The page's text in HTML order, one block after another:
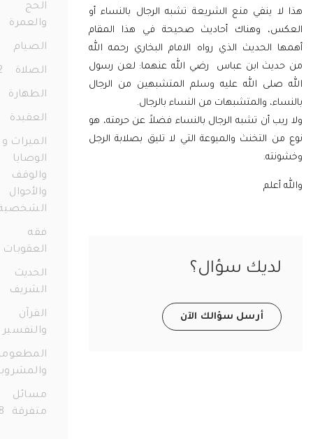
ينفي منع الشريعة تشبه الرجال بالنساء أو
وهناك أحاديث صحيحة في هذا المقام
الحديث الذي رواه الامام البخاري رحمه الله
ابن عباس رضي الله عنهما:لعن رسول
الله عليه وسلم المتشبهين من الرجال
والمتشبهات من النساء بالرجال.
أن تشبه الرجال بالنساء فضلاً عن حرمته، هو
التخنث والميوعة التي لا تليق بصلابة الرجل
سؤال؟
أرسل سؤالك الآن
والعمرة
23
91
172
الطهارة 98
العقيدة 38
الميراث و
والوقف
والأحوال
الشخصية
العقوبات
11
الشريف
12
والتفسير 56
المطعومات
والمشروبات
21
مسائل
متفرقة
278